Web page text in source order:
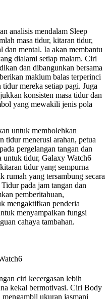
analisis mendalam Sleep
masa tidur, kitaran tidur,
dan mental. Ia akan membantu
dialami setiap malam. Ciri
dan dibangunkan bersama
maklum balas terperinci
mereka setiap pagi. Juga
konsisten masa tidur dan
yang mewakili jenis pola
untuk membolehkan
tidur menerusi arahan, petua
pergelangan tangan dan
untuk tidur, Galaxy Watch6
tidur yang sempurna
rumah yang tersambung secara
pada jam tangan dan
pemberitahuan,
mengaktifkan penderia
menyampaikan fungsi
cahaya tambahan.
ciri kecergasan lebih
kekal bermotivasi. Ciri Body
ukuran jasmani